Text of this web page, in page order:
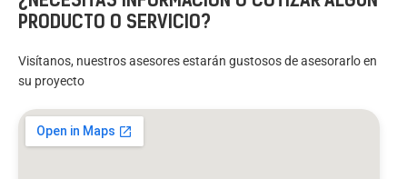
PRODUCTO O SERVICIO?
Visítanos, nuestros asesores estarán gustosos de asesorarlo en
su proyecto